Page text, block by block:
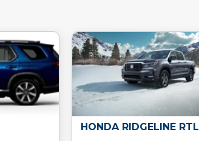
HONDA RIDGELINE RTL